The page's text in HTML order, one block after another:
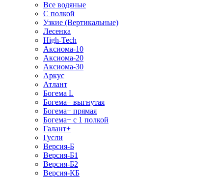
Все водяные
С полкой
Узкие (Вертикальные)
Лесенка
High-Tech
Аксиома-10
Аксиома-20
Аксиома-30
Аркус
Атлант
Богема L
Богема+ выгнутая
Богема+ прямая
Богема+ с 1 полкой
Галант+
Гусли
Версия-Б
Версия-Б1
Версия-Б2
Версия-КБ